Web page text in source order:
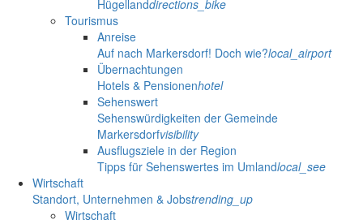
Hügellanddirections_bike
Tourismus
Anreise
Auf nach Markersdorf! Doch wie?local_airport
Übernachtungen
Hotels & Pensionenhotel
Sehenswert
Sehenswürdigkeiten der Gemeinde
Markersdorfvisibility
Ausflugsziele in der Region
Tipps für Sehenswertes im Umlandlocal_see
Wirtschaft
Standort, Unternehmen & Jobstrending_up
Wirtschaft